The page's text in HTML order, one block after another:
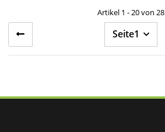
Artikel 1 - 20 von 28
Seite1